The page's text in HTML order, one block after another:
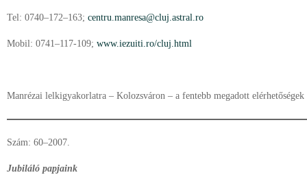
Tel: 0740–172–163; centru.manresa@cluj.astral.ro
Mobil: 0741–117-109; www.iezuiti.ro/cluj.html
Manrézai lelkigyakorlatra – Kolozsváron – a fentebb megadott
Szám: 60–2007.
Jubiláló papjaink